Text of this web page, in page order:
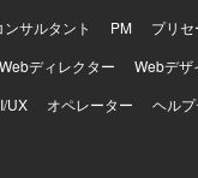
ンサルタント PM プリセ
Webディレクター Webデザ
UX オペレーター ヘル